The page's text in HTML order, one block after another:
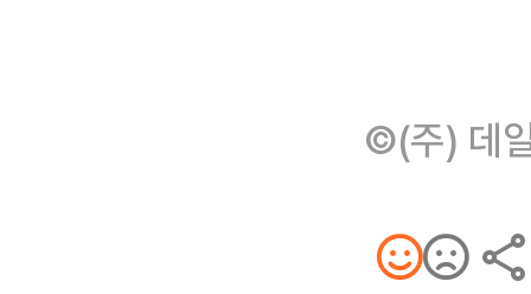
©(주) 데